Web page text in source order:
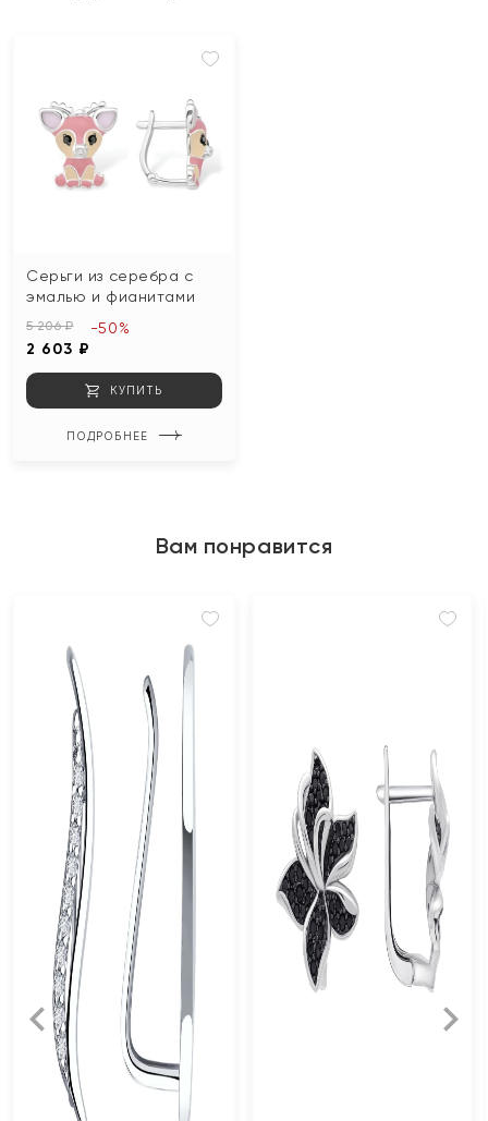
Серьги из серебра с
эмалью и фианитами
5 206 ₽
2 603 ₽
-50%
КУПИТЬ
ПОДРОБНЕЕ
Вам понравится